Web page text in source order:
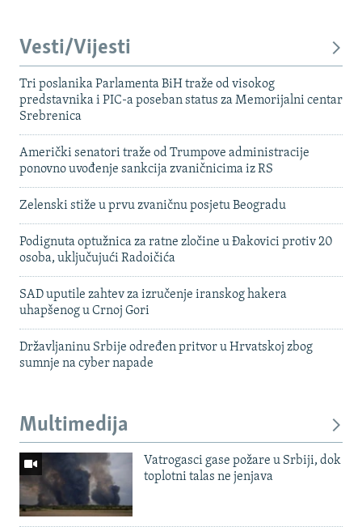
Vesti/Vijesti
Tri poslanika Parlamenta BiH traže od visokog
predstavnika i PIC-a poseban status za Memorijalni centar
Srebrenica
Američki senatori traže od Trumpove administracije
ponovno uvođenje sankcija zvaničnicima iz RS
Zelenski stiže u prvu zvaničnu posjetu Beogradu
Podignuta optužnica za ratne zločine u Đakovici protiv 20
osoba, uključujući Radoičića
SAD uputile zahtev za izručenje iranskog hakera
uhapšenog u Crnoj Gori
Državljaninu Srbije određen pritvor u Hrvatskoj zbog
sumnje na cyber napade
Multimedija
Vatrogasci gase požare u Srbiji, dok
toplotni talas ne jenjava